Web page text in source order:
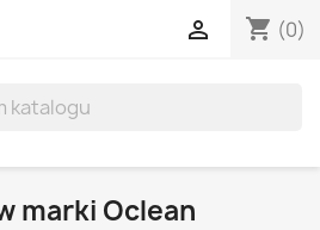
shopping_cart (0)

marki Oclean